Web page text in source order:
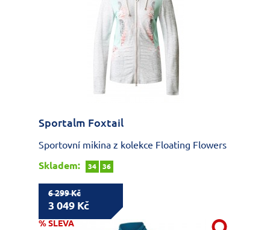
Sportalm Foxtail
Sportovní mikina z kolekce Floating Flowers
Skladem:
34 36
6 299 Kč
3 049 Kč
% SLEVA